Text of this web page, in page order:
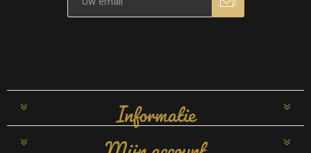
Informatie